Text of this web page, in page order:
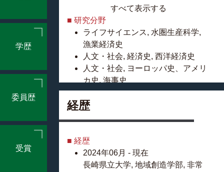
学歴
委員歴
受賞
すべて表示する
■ 研究分野
ライフサイエンス, 水圏生産科学,
漁業経済史
人文・社会, 経済史, 西洋経済史
人文・社会, ヨーロッパ史、アメリ
カ史, 海事史
■ 研究テーマ
近世スウェーデン水産経済政策史
研究
近世スウェーデン重商主義研究
在リスボンスウェーデン領事研究
スウェーデン塩業史研究
経歴
■ 経歴
2024年06月 - 現在
長崎県立大学, 地域創造学部, 非常